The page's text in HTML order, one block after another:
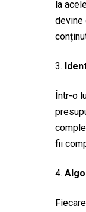
la
devine
Într-o
fii